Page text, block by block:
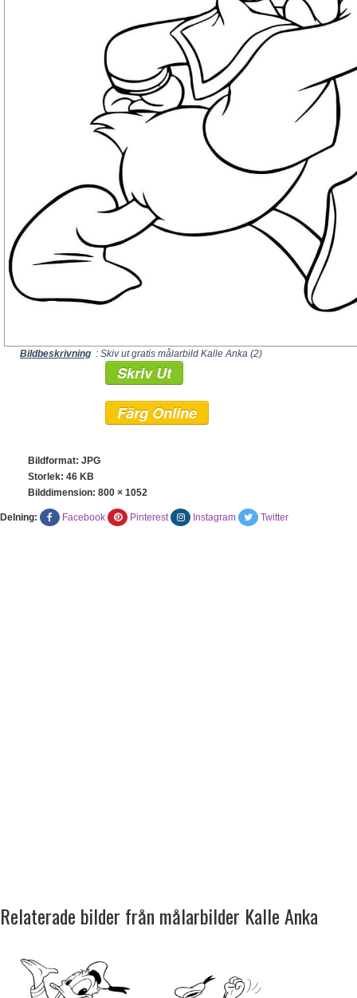
Bildbeskrivning : Skiv ut gratis målarbild Kalle Anka (2)
Skriv Ut
Färg Online
Bildformat: JPG
Storlek: 46 KB
Bilddimension: 800 × 1052
Delning: Facebook Pinterest Instagram Twitter
Relaterade bilder från målarbilder Kalle Anka